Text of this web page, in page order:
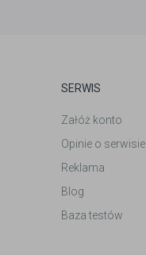
SERWIS
Załóż konto
Opinie o serwisie
Reklama
Blog
Baza testów